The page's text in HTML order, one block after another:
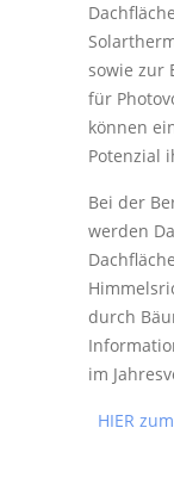
sowie zur
für
können
Potenzial
Bei der
werden
durch
im
HIER